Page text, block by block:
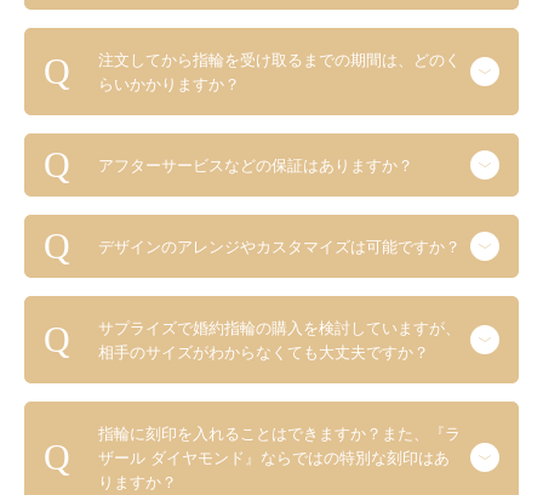
注文してから指輪を受け取るまでの期間は、どのく
らいかかりますか？
アフターサービスなどの保証はありますか？
デザインのアレンジやカスタマイズは可能ですか？
サプライズで婚約指輪の購入を検討していますが、
相手のサイズがわからなくても大丈夫ですか？
指輪に刻印を入れることはできますか？また、『ラ
ザール ダイヤモンド』ならではの特別な刻印はあ
りますか？